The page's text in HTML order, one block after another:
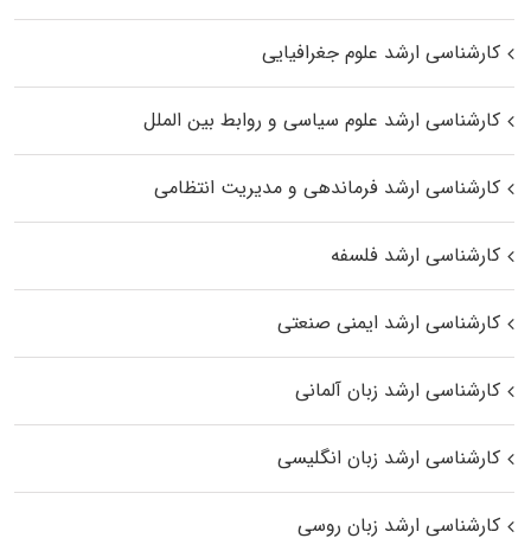
کارشناسی ارشد علوم جغرافیایی
کارشناسی ارشد علوم سیاسی و روابط بین الملل
کارشناسی ارشد فرماندهی و مدیریت انتظامی
کارشناسی ارشد فلسفه
کارشناسی ارشد ایمنی صنعتی
کارشناسی ارشد زبان آلمانی
کارشناسی ارشد زبان انگلیسی
کارشناسی ارشد زبان روسی